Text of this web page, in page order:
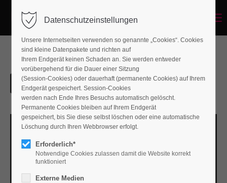
Datenschutzeinstellungen
Unsere Internetseiten verwenden so genannte „Cookies“. Cookies
sind kleine Datenpakete und richten auf
Ihrem Endgerät keinen Schaden an. Sie werden entweder
vorübergehend für die Dauer einer Sitzung
(Session-Cookies) oder dauerhaft (permanente Cookies) auf Ihrem
Endgerät gespeichert. Session-Cookies
werden nach Ende Ihres Besuchs automatisch gelöscht.
Permanente Cookies bleiben auf Ihrem Endgerät
gespeichert, bis Sie diese selbst löschen oder eine automatische
Löschung durch Ihren Webbrowser erfolgt.
Erforderlich*
Notwendige Cookies zulassen damit die Website korrekt
funktioniert
Externe Medien